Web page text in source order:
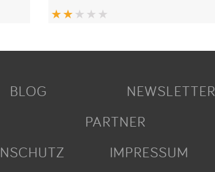
BLOG
NEWSLETTER
PARTNER
IMPRESSUM